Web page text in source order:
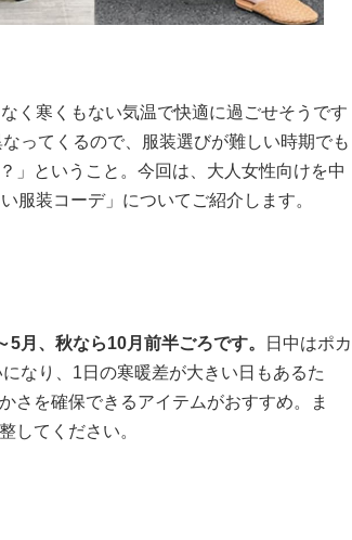
く寒くもない気温で快適に過ごせそうです
ってくるので、服装選びが難しい時期でも
」ということ。今回は、大人女性向けを中
服装コーデ」についてご紹介します。
月、秋なら10月前半ごろです。
日中はポカ
なり、1日の寒暖差が大きい日もあるた
さを確保できるアイテムがおすすめ。ま
してください。